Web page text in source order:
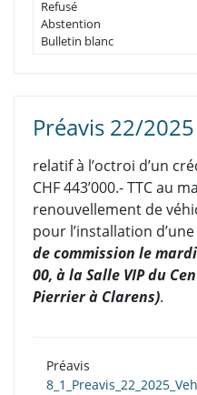
Refusé
Abstention
Bulletin blanc
Préavis 22/2025
relatif à l’octroi d’un
CHF 443’000.- TTC au
renouvellement de
pour l’installation
de commission le
00, à la Salle VIP du
Pierrier à Clarens).
Préavis